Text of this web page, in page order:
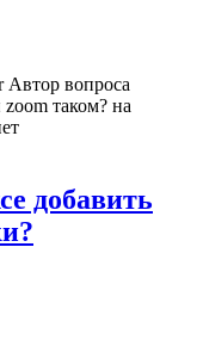
Автор вопроса
zoom таком? на
добавить